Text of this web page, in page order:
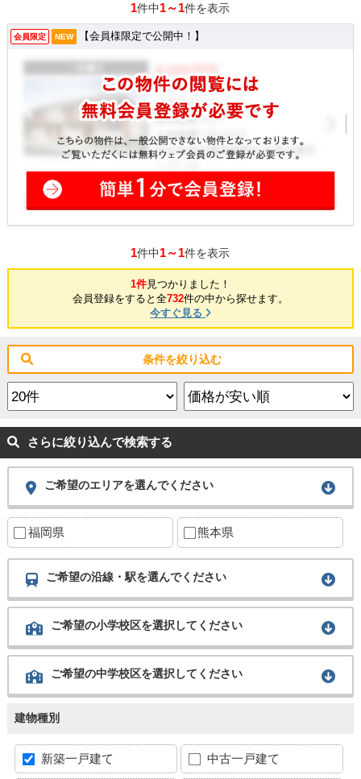
1件中1～1件を表示
会員限定 NEW 【会員様限定で公開中！】
1件中1～1件を表示
1件見つかりました！
会員登録をすると全732件の中から探せます。
今すぐ見る
条件を絞り込む
さらに絞り込んで検索する
ご希望のエリアを選んでください
福岡県 熊本県
ご希望の沿線・駅を選んでください
ご希望の小学校区を選択してください
ご希望の中学校区を選択してください
建物種別
新築一戸建て 中古一戸建て